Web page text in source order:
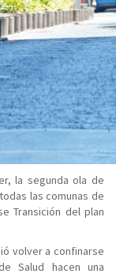
la segunda ola de
las comunas de
Transición del plan
volver a confinarse
Salud hacen una